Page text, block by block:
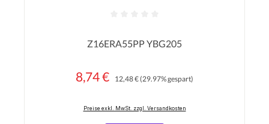
Z16ERA55PP YBG205
Verkaufspreis:
8,74 € 12,48 €(29.97% gespart)
Preise exkl. MwSt. zzgl. Versandkosten